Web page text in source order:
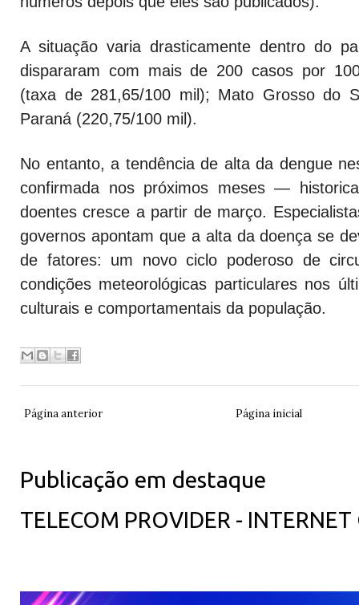
A situação varia drasticamente dentro do
dispararam com mais de 200 casos por
(taxa de 281,65/100 mil); Mato Grosso do
Paraná (220,75/100 mil).
No entanto, a tendência de alta da dengue
confirmada nos próximos meses —
doentes cresce a partir de março.
governos apontam que a alta da doença se
de fatores: um novo ciclo poderoso de
condições meteorológicas particulares nos
culturais e comportamentais da população.
Página anterior Página inicial
Publicação em destaque
TELECOM PROVIDER -